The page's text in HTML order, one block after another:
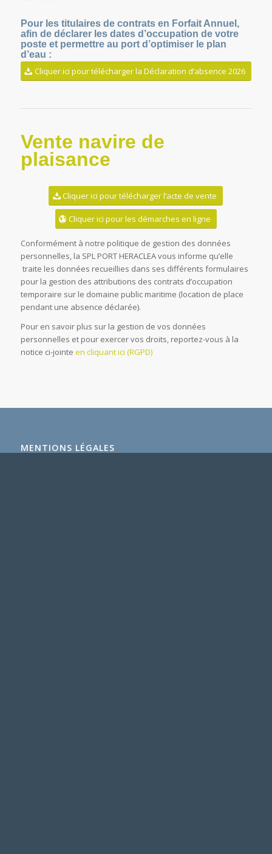
Pour les titulaires de contrats en Forfait Annuel,
afin de déclarer les dates d’occupation de votre
poste et permettre au port d’optimiser le plan
d’eau :
Cliquer ici pour télécharger la Déclaration d’absence 2026
Vente navire de
plaisance
Cliquer ici pour télécharger l’acte de vente
Cliquer ici pour les démarches en ligne
Conformément à notre politique de gestion des données
personnelles, la SPL PORT HERACLEA vous informe qu’elle
traite les données recueillies dans ses différents formulaires
pour la gestion des attributions des contrats d’occupation
temporaire sur le domaine public maritime (location de place
pendant une absence déclarée).
Pour en savoir plus sur la gestion de vos données
personnelles et pour exercer vos droits, reportez-vous à la
notice ci-jointe en cliquant ici (RGPD)
MENTIONS LÉGALES